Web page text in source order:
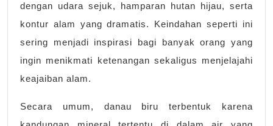
dengan udara sejuk, hamparan hutan hijau, serta
kontur alam yang dramatis. Keindahan seperti ini
sering menjadi inspirasi bagi banyak orang yang
ingin menikmati ketenangan sekaligus menjelajahi
keajaiban alam.
Secara umum, danau biru terbentuk karena